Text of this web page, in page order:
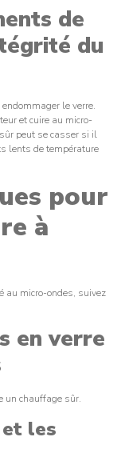
de
du
le verre.
et cuire au micro-
peut se casser si il
lents de température
pour
à
au micro-ondes, suivez
en verre
un chauffage sûr.
les